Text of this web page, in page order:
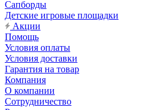
Сапборды
Детские игровые площадки
Акции
Помощь
Условия оплаты
Условия доставки
Гарантия на товар
Компания
О компании
Сотрудничество